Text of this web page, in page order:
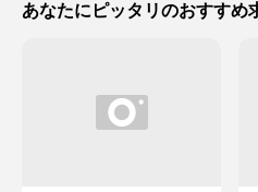
あなたにピッタリのおすすめ